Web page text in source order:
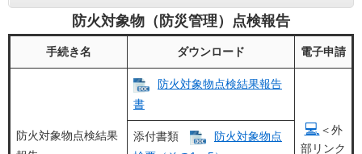
防火対象物（防災管理）点検報告
手続き名 ダウンロード 電子申請
防火対象物点検結果
防火対象物点検結果報告
書
💻 ＜外
部リンク
添付書類
防火対象物点